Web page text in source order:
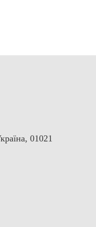
01021